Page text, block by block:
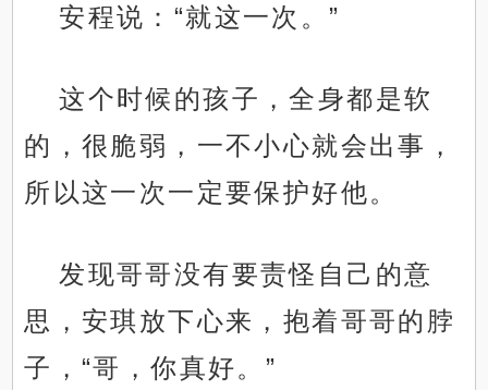
安程说：“就这一次。”
这个时候的孩子，全身都是软
的，很脆弱，一不小心就会出事，
所以这一次一定要保护好他。
发现哥哥没有要责怪自己的意
思，安琪放下心来，抱着哥哥的脖
子，“哥，你真好。”